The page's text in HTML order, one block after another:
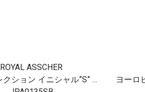
ROYAL ASSCHER
ヨーロピアン・アーキテクチャーコレクション ウィンドウフレーム プラチナダイヤモンドペンダント